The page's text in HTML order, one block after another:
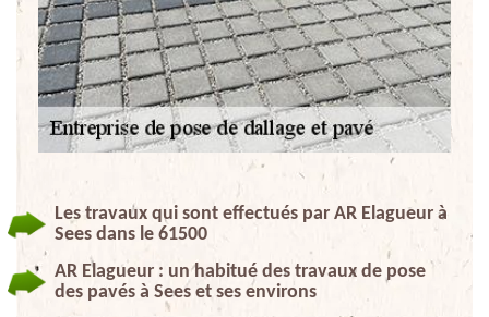
Les travaux qui sont effectués par AR Elagueur à
Sees dans le 61500
AR Elagueur : un habitué des travaux de pose
des pavés à Sees et ses environs